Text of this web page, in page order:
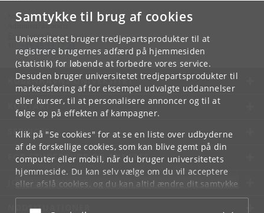
Samtykke til brug af cookies
Universitetet bruger tredjepartsprodukter til at
registrere brugernes adfærd på hjemmesiden
(statistik) for løbende at forbedre vores service.
Desuden bruger universitetet tredjepartsprodukter til
markedsføring af for eksempel udvalgte uddannelser
eller kurser, til at personalisere annoncer og til at
følge op på effekten af kampagner.
Klik på "Se cookies" for at se en liste over udbyderne
af de forskellige cookies, som kan blive gemt på din
computer eller mobil, når du bruger universitetets
hjemmeside. Du kan selv vælge om du vil acceptere
eller afslå cookies, og du kan altid ændre dit samtykke
underCookie- og privatlivspolitiksom du finder i
bunden af hver side.
Kontakt:
Administrationen
Economics@econ. ku.dk
+45 35 33 17 23
KØBENHAVNS UNIVERSITET
KONTAKT
SERVICES
FOR STUDERENDE OG ANSATTE
JOB OG KARRIERE
NØDSITUATIONER